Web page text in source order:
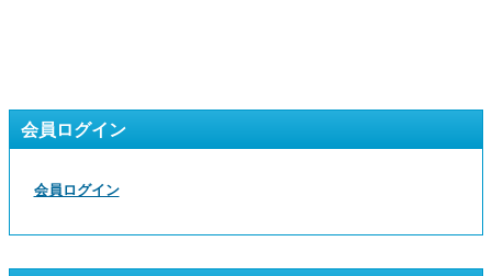
会員ログイン
会員ログイン